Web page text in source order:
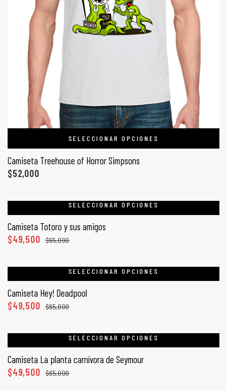
SELECCIONAR OPCIONES
Camiseta Treehouse of Horror Simpsons
$52,000
SELECCIONAR OPCIONES
Camiseta Totoro y sus amigos
$65,000
$49,500
SELECCIONAR OPCIONES
Camiseta Hey! Deadpool
$65,000
$49,500
SELECCIONAR OPCIONES
Camiseta La planta carnívora de Seymour
$65,000
$49,500